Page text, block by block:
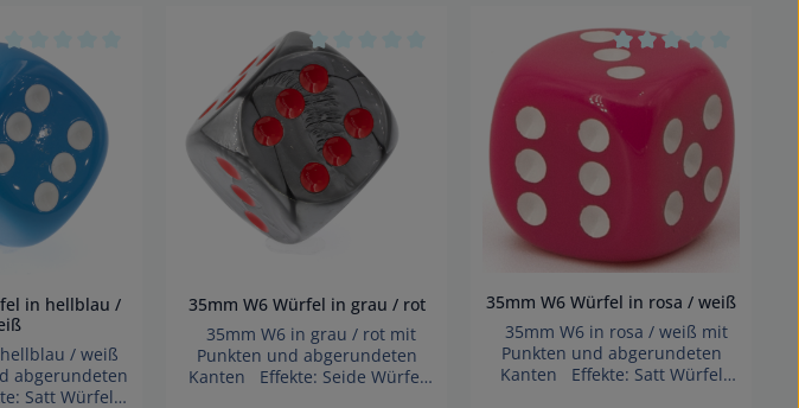
von 5 Sternen
Durchschnittliche Bewertung von 0 von 5 Sternen
in hellblau /
/ weiß
abgerundeten
Satt Würfel
Durchschnittliche Bewertung von 0 von 5 Sternen
35mm W6 Würfel in grau / rot
35mm W6 in grau / rot mit
Punkten und abgerundeten
Kanten Effekte: Seide Würfel
Durchschnittliche
35mm W6 Würfel in rosa / weiß
35mm W6 in rosa / weiß mit
Punkten und abgerundeten
Kanten Effekte: Satt Würfel